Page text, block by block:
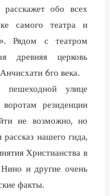
обо всех
самого театра и
Рядом с театром
древняя церковь
6го века.
пешеходной улице
резиденции
не возможно, но
нашего гида,
Христианства в
и другие очень
факты.